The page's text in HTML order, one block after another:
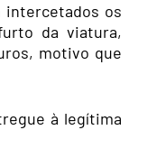
intercetados os
da viatura,
motivo que
à legítima